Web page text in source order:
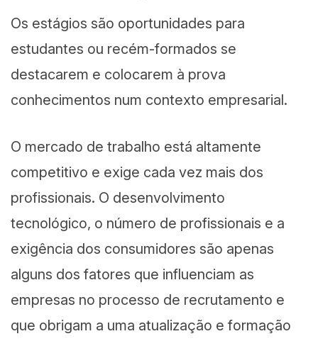
Os estágios são oportunidades para
estudantes ou recém-formados se
destacarem e colocarem à prova
conhecimentos num contexto empresarial.
O mercado de trabalho está altamente
competitivo e exige cada vez mais dos
profissionais. O desenvolvimento
tecnológico, o número de profissionais e a
exigência dos consumidores são apenas
alguns dos fatores que influenciam as
empresas no processo de recrutamento e
que obrigam a uma atualização e formação